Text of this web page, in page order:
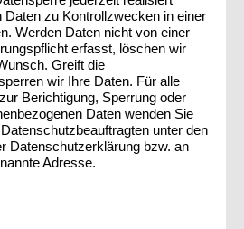
Daten zu Kontrollzwecken in einer
Werden Daten nicht von einer
erfasst, löschen wir
Greift die
wir Ihre Daten. Für alle
Berichtigung, Sperrung oder
Daten wenden Sie
unter den
Datenschutzerklärung bzw. an
Adresse.